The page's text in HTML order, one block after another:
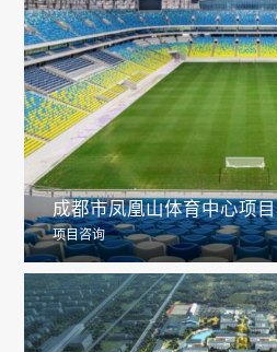
成都市凤凰山体育中心项目
项目咨询